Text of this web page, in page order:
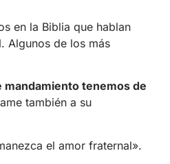
en la Biblia que hablan
Algunos de los más
mandamiento tenemos de
también a su
el amor fraternal».